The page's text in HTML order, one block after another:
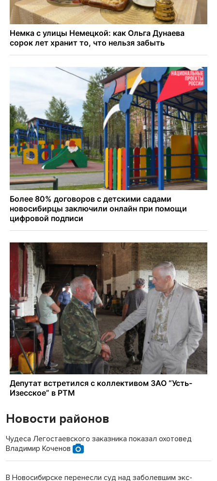
Новости районов
Чудеса Легостаевского заказника показал охотовед
Владимир Коченов
В Новосибирске перенесли суд над заболевшим экс-